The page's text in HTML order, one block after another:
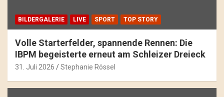
BILDERGALERIE LIVE SPORT TOP STORY
Volle Starterfelder, spannende Rennen: Die
IBPM begeisterte erneut am Schleizer Dreieck
31. Juli 2026 Stephanie Rössel